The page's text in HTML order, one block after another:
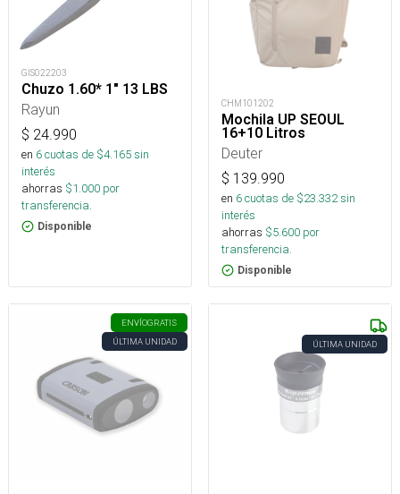
GIS022203
Chuzo 1.60* 1" 13 LBS
Rayun
$ 24.990
en 6cuotas de $4.165sin
interés
ahorras $1.000 por
transferencia.
Disponible
CHM101202
Mochila UP SEOUL
16+10 Litros
Deuter
$ 139.990
en 6cuotas de $23.332sin
interés
ahorras $5.600 por
transferencia.
Disponible
ENVÍOGRATIS
ÚLTIMA UNIDAD
ÚLTIMA UNIDAD